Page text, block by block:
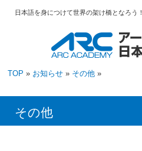
日本語を身につけて世界の架け橋となろう！
TOP » お知らせ » その他 »
その他